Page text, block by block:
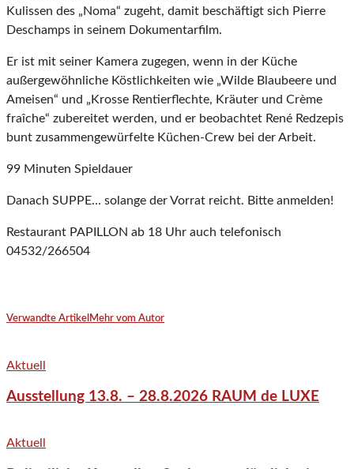
Kulissen des „Noma“ zugeht, damit beschäftigt sich Pierre
Deschamps in seinem Dokumentarfilm.
Er ist mit seiner Kamera zugegen, wenn in der Küche
außergewöhnliche Köstlichkeiten wie „Wilde Blaubeere und
Ameisen“ und „Krosse Rentierflechte, Kräuter und Crème
fraîche“ zubereitet werden, und er beobachtet René Redzepis
bunt zusammengewürfelte Küchen-Crew bei der Arbeit.
99 Minuten Spieldauer
Danach SUPPE… solange der Vorrat reicht. Bitte anmelden!
Restaurant PAPILLON ab 18 Uhr auch telefonisch
04532/266504
Verwandte Artikel Mehr vom Autor
Aktuell
Ausstellung 13.8. – 28.8.2026 RAUM de LUXE
Aktuell